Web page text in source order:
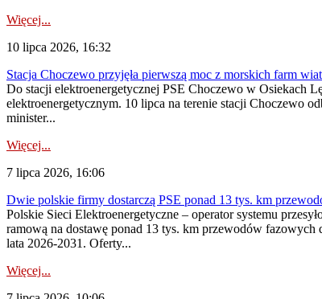
Więcej...
10 lipca 2026, 16:32
Stacja Choczewo przyjęła pierwszą moc z morskich farm
Do stacji elektroenergetycznej PSE Choczewo w Osiekach
elektroenergetycznym. 10 lipca na terenie stacji Choczewo
minister...
Więcej...
7 lipca 2026, 16:06
Dwie polskie firmy dostarczą PSE ponad 13 tys. km
Polskie Sieci Elektroenergetyczne – operator systemu
ramową na dostawę ponad 13 tys. km przewodów
lata 2026-2031. Oferty...
Więcej...